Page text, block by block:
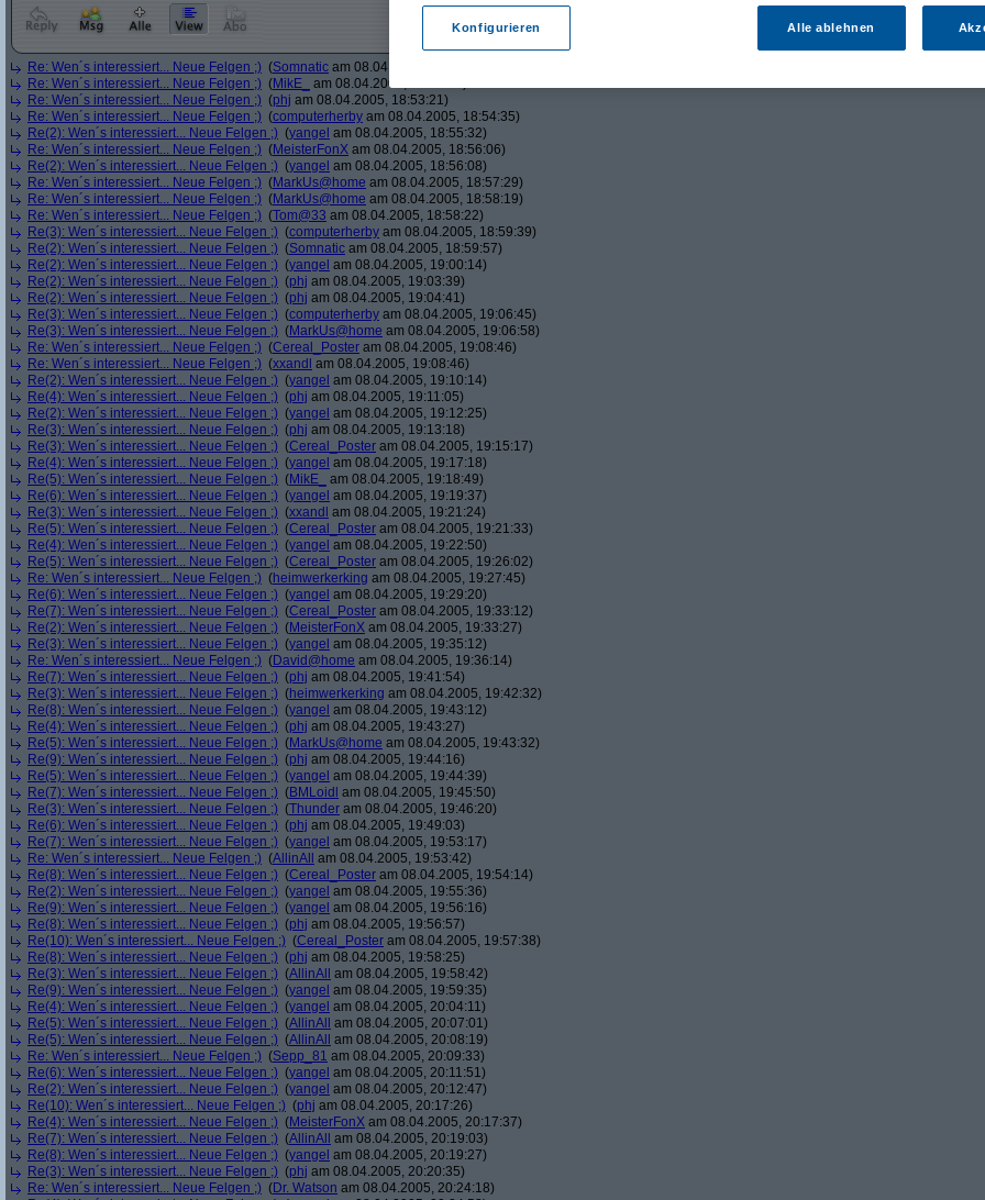
Re: Wen´s interessiert... Neue Felgen ;) (Somnatic am 08.04.2005, 18:52:38)
Re: Wen´s interessiert... Neue Felgen ;) (MikE_
am 08.04.2005, 18:53:05)
Re: Wen´s interessiert... Neue Felgen ;) (phj am 08.04.2005, 18:53:21)
Re: Wen´s interessiert... Neue Felgen ;) (computerherby am 08.04.2005, 18:54:35)
Re(2): Wen´s interessiert... Neue Felgen ;) (yangel am 08.04.2005, 18:55:32)
Re: Wen´s interessiert... Neue Felgen ;) (MeisterFonX am 08.04.2005, 18:56:06)
Re(2): Wen´s interessiert... Neue Felgen ;) (yangel am 08.04.2005, 18:56:08)
Re: Wen´s interessiert... Neue Felgen ;) (MarkUs@home am 08.04.2005, 18:57:29)
Re: Wen´s interessiert... Neue Felgen ;) (MarkUs@home am 08.04.2005, 18:58:19)
Re: Wen´s interessiert... Neue Felgen ;) (Tom@33 am 08.04.2005, 18:58:22)
Re(3): Wen´s interessiert... Neue Felgen ;) (computerherby am 08.04.2005, 18:59:39)
Re(2): Wen´s interessiert... Neue Felgen ;) (Somnatic am 08.04.2005, 18:59:57)
Re(2): Wen´s interessiert... Neue Felgen ;) (yangel am 08.04.2005, 19:00:14)
Re(2): Wen´s interessiert... Neue Felgen ;) (phj am 08.04.2005, 19:03:39)
Re(2): Wen´s interessiert... Neue Felgen ;) (phj am 08.04.2005, 19:04:41)
Re(3): Wen´s interessiert... Neue Felgen ;) (computerherby am 08.04.2005, 19:06:45)
Re(3): Wen´s interessiert... Neue Felgen ;) (MarkUs@home am 08.04.2005, 19:06:58)
Re: Wen´s interessiert... Neue Felgen ;) (Cereal_Poster am 08.04.2005, 19:08:46)
Re: Wen´s interessiert... Neue Felgen ;) (xxandl am 08.04.2005, 19:08:46)
Re(2): Wen´s interessiert... Neue Felgen ;) (yangel am 08.04.2005, 19:10:14)
Re(4): Wen´s interessiert... Neue Felgen ;) (phj am 08.04.2005, 19:11:05)
Re(2): Wen´s interessiert... Neue Felgen ;) (yangel am 08.04.2005, 19:12:25)
Re(3): Wen´s interessiert... Neue Felgen ;) (phj am 08.04.2005, 19:13:18)
Re(3): Wen´s interessiert... Neue Felgen ;) (Cereal_Poster am 08.04.2005, 19:15:17)
Re(4): Wen´s interessiert... Neue Felgen ;) (yangel am 08.04.2005, 19:17:18)
Re(5): Wen´s interessiert... Neue Felgen ;) (MikE_
am 08.04.2005, 19:18:49)
Re(6): Wen´s interessiert... Neue Felgen ;) (yangel am 08.04.2005, 19:19:37)
Re(3): Wen´s interessiert... Neue Felgen ;) (xxandl am 08.04.2005, 19:21:24)
Re(5): Wen´s interessiert... Neue Felgen ;) (Cereal_Poster am 08.04.2005, 19:21:33)
Re(4): Wen´s interessiert... Neue Felgen ;) (yangel am 08.04.2005, 19:22:50)
Re(5): Wen´s interessiert... Neue Felgen ;) (Cereal_Poster am 08.04.2005, 19:26:02)
Re: Wen´s interessiert... Neue Felgen ;) (heimwerkerking am 08.04.2005, 19:27:45)
Re(6): Wen´s interessiert... Neue Felgen ;) (yangel am 08.04.2005, 19:29:20)
Re(7): Wen´s interessiert... Neue Felgen ;) (Cereal_Poster am 08.04.2005, 19:33:12)
Re(2): Wen´s interessiert... Neue Felgen ;) (MeisterFonX am 08.04.2005, 19:33:27)
Re(3): Wen´s interessiert... Neue Felgen ;) (yangel am 08.04.2005, 19:35:12)
Re: Wen´s interessiert... Neue Felgen ;) (David@home am 08.04.2005, 19:36:14)
Re(7): Wen´s interessiert... Neue Felgen ;) (phj am 08.04.2005, 19:41:54)
Re(3): Wen´s interessiert... Neue Felgen ;) (heimwerkerking am 08.04.2005, 19:42:32)
Re(8): Wen´s interessiert... Neue Felgen ;) (yangel am 08.04.2005, 19:43:12)
Re(4): Wen´s interessiert... Neue Felgen ;) (phj am 08.04.2005, 19:43:27)
Re(5): Wen´s interessiert... Neue Felgen ;) (MarkUs@home am 08.04.2005, 19:43:32)
Re(9): Wen´s interessiert... Neue Felgen ;) (phj am 08.04.2005, 19:44:16)
Re(5): Wen´s interessiert... Neue Felgen ;) (yangel am 08.04.2005, 19:44:39)
Re(7): Wen´s interessiert... Neue Felgen ;) (BMLoidl am 08.04.2005, 19:45:50)
Re(3): Wen´s interessiert... Neue Felgen ;) (Thunder am 08.04.2005, 19:46:20)
Re(6): Wen´s interessiert... Neue Felgen ;) (phj am 08.04.2005, 19:49:03)
Re(7): Wen´s interessiert... Neue Felgen ;) (yangel am 08.04.2005, 19:53:17)
Re: Wen´s interessiert... Neue Felgen ;) (AllinAll
am 08.04.2005, 19:53:42)
Re(8): Wen´s interessiert... Neue Felgen ;) (Cereal_Poster am 08.04.2005, 19:54:14)
Re(2): Wen´s interessiert... Neue Felgen ;) (yangel am 08.04.2005, 19:55:36)
Re(9): Wen´s interessiert... Neue Felgen ;) (yangel am 08.04.2005, 19:56:16)
Re(8): Wen´s interessiert... Neue Felgen ;) (phj am 08.04.2005, 19:56:57)
Re(10): Wen´s interessiert... Neue Felgen ;) (Cereal_Poster am 08.04.2005, 19:57:38)
Re(8): Wen´s interessiert... Neue Felgen ;) (phj am 08.04.2005, 19:58:25)
Re(3): Wen´s interessiert... Neue Felgen ;) (AllinAll
am 08.04.2005, 19:58:42)
Re(9): Wen´s interessiert... Neue Felgen ;) (yangel am 08.04.2005, 19:59:35)
Re(4): Wen´s interessiert... Neue Felgen ;) (yangel am 08.04.2005, 20:04:11)
Re(5): Wen´s interessiert... Neue Felgen ;) (AllinAll
am 08.04.2005, 20:07:01)
Re(5): Wen´s interessiert... Neue Felgen ;) (AllinAll
am 08.04.2005, 20:08:19)
Re: Wen´s interessiert... Neue Felgen ;) (Sepp_81 am 08.04.2005, 20:09:33)
Re(6): Wen´s interessiert... Neue Felgen ;) (yangel am 08.04.2005, 20:11:51)
Re(2): Wen´s interessiert... Neue Felgen ;) (yangel am 08.04.2005, 20:12:47)
Re(10): Wen´s interessiert... Neue Felgen ;) (phj am 08.04.2005, 20:17:26)
Re(4): Wen´s interessiert... Neue Felgen ;) (MeisterFonX am 08.04.2005, 20:17:37)
Re(7): Wen´s interessiert... Neue Felgen ;) (AllinAll
am 08.04.2005, 20:19:03)
Re(8): Wen´s interessiert... Neue Felgen ;) (yangel am 08.04.2005, 20:19:27)
Re(3): Wen´s interessiert... Neue Felgen ;) (phj am 08.04.2005, 20:20:35)
Re: Wen´s interessiert... Neue Felgen ;) (Dr. Watson am 08.04.2005, 20:24:18)
Konfigurieren Alle ablehnen